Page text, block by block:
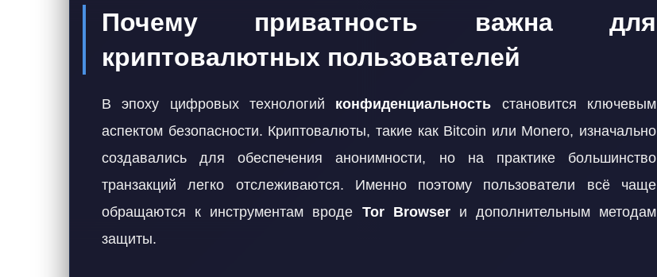
Почему приватность важна для
криптовалютных пользователей
В эпоху цифровых технологий конфиденциальность становится ключевым
аспектом безопасности. Криптовалюты, такие как Bitcoin или Monero, изначально
создавались для обеспечения анонимности, но на практике большинство
транзакций легко отслеживаются. Именно поэтому пользователи всё чаще
обращаются к инструментам вроде Tor Browserи дополнительным методам
защиты.